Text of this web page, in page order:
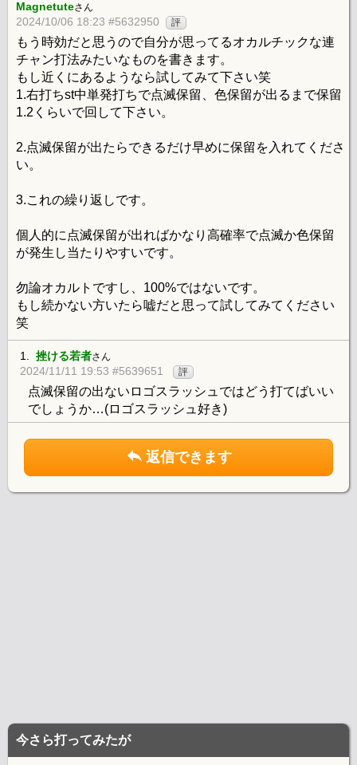
Magnetuteさん
2024/10/06 18:23 #5632950 評
もう時効だと思うので自分が思ってるオカルチックな連
チャン打法みたいなものを書きます。
もし近くにあるようなら試してみて下さい笑
1.右打ちst中単発打ちで点滅保留、色保留が出るまで保留
1.2くらいで回して下さい。
2.点滅保留が出たらできるだけ早めに保留を入れてくださ
い。
3.これの繰り返しです。
個人的に点滅保留が出ればかなり高確率で点滅か色保留
が発生し当たりやすいです。
勿論オカルトですし、100%ではないです。
もし続かない方いたら嘘だと思って試してみてください
笑
1. 挫ける若者さん
2024/11/11 19:53 #5639651 評
点滅保留の出ないロゴスラッシュではどう打てばいい
でしょうか…(ロゴスラッシュ好き)
返信できます
今さら打ってみたが